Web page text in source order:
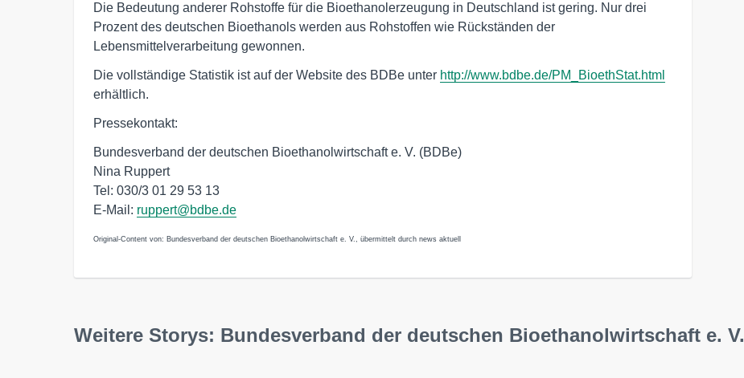
Die Bedeutung anderer Rohstoffe für die Bioethanolerzeugung in Deutschland ist gering. Nur drei
Prozent des deutschen Bioethanols werden aus Rohstoffen wie Rückständen der
Lebensmittelverarbeitung gewonnen.
Die vollständige Statistik ist auf der Website des BDBe unter http://www.bdbe.de/PM_BioethStat.html
erhältlich.
Pressekontakt:
Bundesverband der deutschen Bioethanolwirtschaft e. V. (BDBe)
Nina Ruppert
Tel: 030/3 01 29 53 13
E-Mail: ruppert@bdbe.de
Original-Content von: Bundesverband der deutschen Bioethanolwirtschaft e. V., übermittelt durch news aktuell
Weitere Storys: Bundesverband der deutschen Bioethanolwirtschaft e. V.